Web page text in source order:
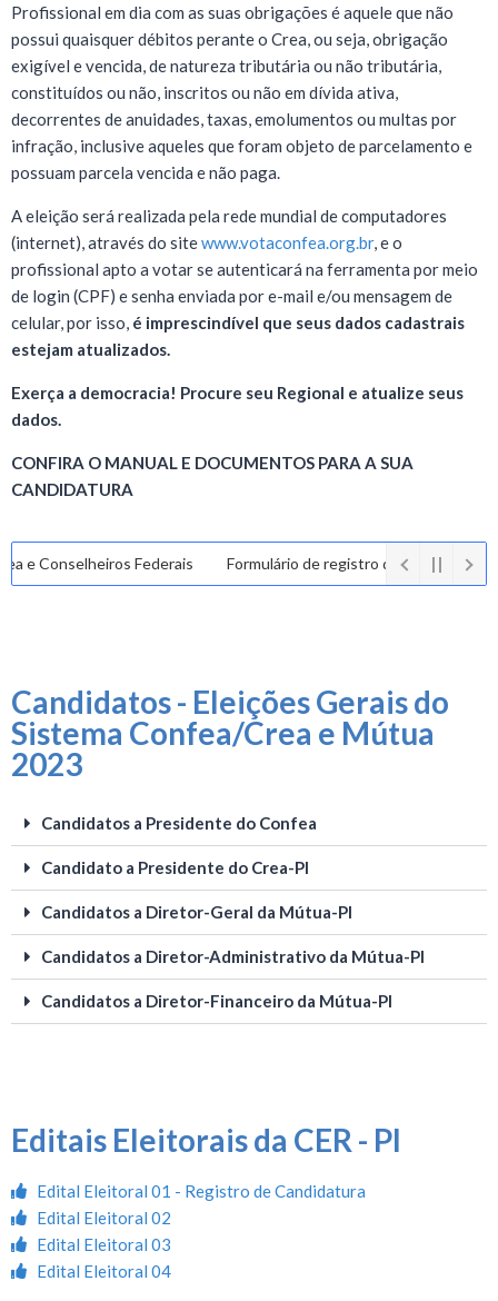
Profissional em dia com as suas obrigações é aquele que não
possui quaisquer débitos perante o Crea, ou seja, obrigação
exigível e vencida, de natureza tributária ou não tributária,
constituídos ou não, inscritos ou não em dívida ativa,
decorrentes de anuidades, taxas, emolumentos ou multas por
infração, inclusive aqueles que foram objeto de parcelamento e
possuam parcela vencida e não paga.
A eleição será realizada pela rede mundial de computadores
(internet), através do sitewww.votaconfea.org.br, e o
profissional apto a votar se autenticará na ferramenta por meio
de login (CPF) e senha enviada por e-mail e/ou mensagem de
celular, por isso, é imprescindível que seus dados cadastrais
estejam atualizados.
Exerça a democracia! Procure seu Regional e atualize seus
dados.
CONFIRA O MANUAL E DOCUMENTOS PARA A SUA
CANDIDATURA
Federais Formulário de registro de candidatura
Candidatos - Eleições Gerais do
Sistema Confea/Crea e Mútua
2023
Candidatos a Presidente do Confea
Candidato a Presidente do Crea-PI
Candidatos a Diretor-Geral da Mútua-PI
Candidatos a Diretor-Administrativo da Mútua-PI
Candidatos a Diretor-Financeiro da Mútua-PI
Editais Eleitorais da CER - PI
Edital Eleitoral 01 - Registro de Candidatura
Edital Eleitoral 02
Edital Eleitoral 03
Edital Eleitoral 04